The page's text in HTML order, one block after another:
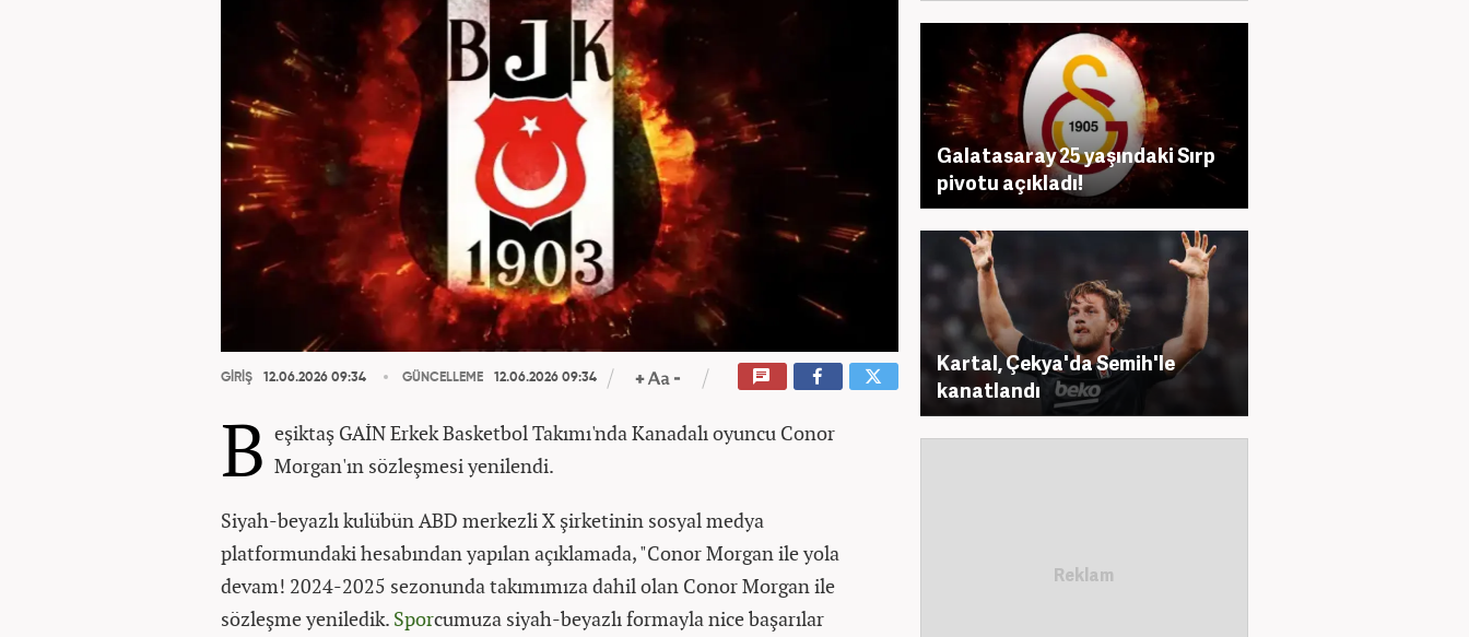
GİRİŞ 12.06.2026 09:34 GÜNCELLEME 12.06.2026 09:34
B eşiktaş GAİN Erkek Basketbol Takımı'nda Kanadalı oyuncu Conor
Morgan'ın sözleşmesi yenilendi.
Siyah-beyazlı kulübün ABD merkezli X şirketinin sosyal medya
platformundaki hesabından yapılan açıklamada, "Conor Morgan ile yola
devam! 2024-2025 sezonunda takımımıza dahil olan Conor Morgan ile
sözleşme yeniledik. Sporcumuza siyah-beyazlı formayla nice başarılar
Galatasaray 25 yaşındaki Sırp
pivotu açıkladı!
Kartal, Çekya'da Semih'le
kanatlandı